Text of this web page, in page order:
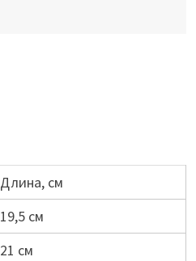
Длина, см
19,5 см
21 см